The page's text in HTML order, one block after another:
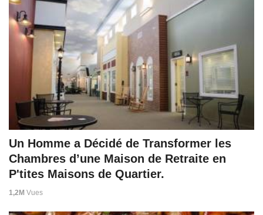
Un Homme a Décidé de Transformer les
Chambres d’une Maison de Retraite en
P'tites Maisons de Quartier.
1,2M Vues